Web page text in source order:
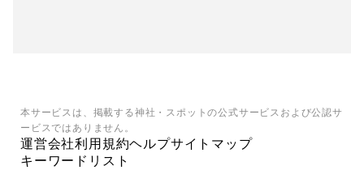
本サービスは、掲載する神社・スポットの公式サービスおよび公認サ
ービスではありません。
運営会社利用規約ヘルプサイトマップ
キーワードリスト